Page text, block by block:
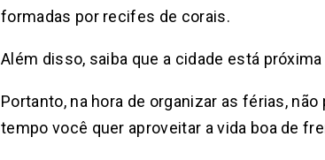
formadas por recifes de corais.
Além disso, saiba que a cidade está
Portanto, na hora de organizar as férias,
tempo você quer aproveitar a vida boa de